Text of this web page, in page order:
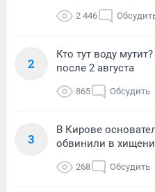
2 446
2
Кто тут воду
после 2 августа
865 Обсудить
3
В Кирове
обвинили в
268 Обсудить